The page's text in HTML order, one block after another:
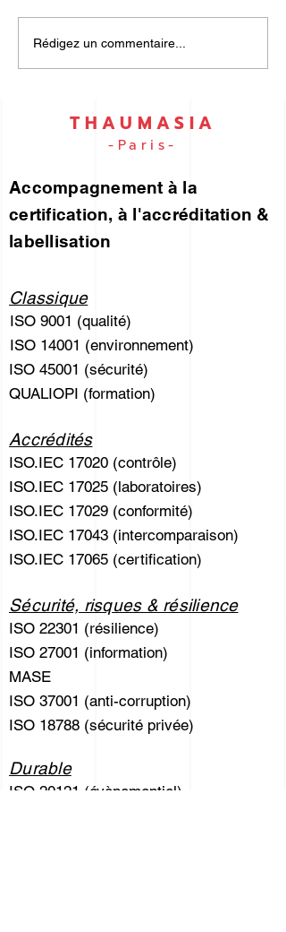
UN PORTEFEUILLE
DES RISQUES... pour
Rédigez un commentaire...
THAUMASIA
-Paris-
Accompagnement à la
certification, à l'accréditation &
labellisation
Classique
ISO 9001 (qualité)
ISO 14001 (environnement)
ISO 45001 (sécurité)
QUALIOPI (formation)
Accrédités
ISO.IEC 17020 (contrôle)
ISO.IEC 17025 (laboratoires)
ISO.IEC 17029 (conformité)
ISO.IEC 17043 (intercomparaison)
ISO.IEC 17065 (certification)
Sécurité, risques & résilience
ISO 22301 (résilience)
ISO 27001 (information)
MASE
ISO 37001 (anti-corruption)
ISO 18788 (sécurité privée)
Durable
ISO 20121 (évènementiel)